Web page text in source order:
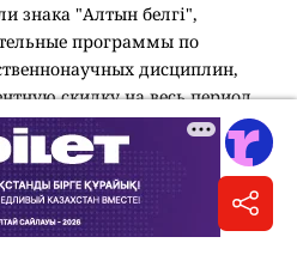
знака "Алтын белгі",
программы по
дисциплин,
скидку на весь период
среднего балла GPA не
предоставляет
оплату обучения. В